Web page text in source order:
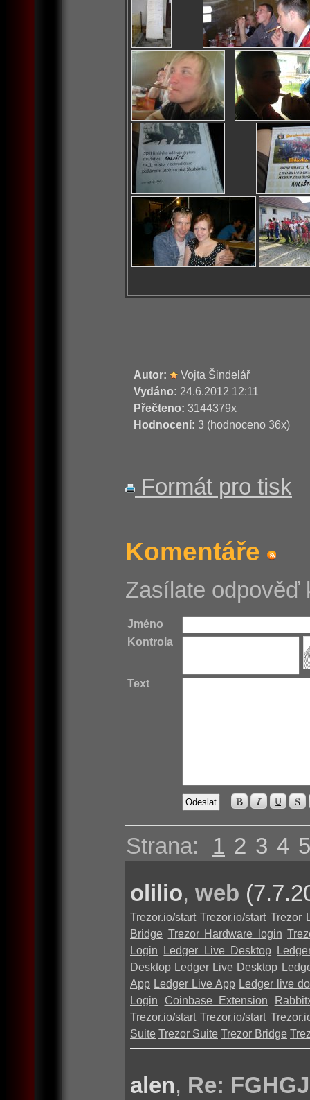
Autor:
Vojta Šindelář
Vydáno: 24.6.2012 12:11
Přečteno: 3144379x
Hodnocení: 3 (hodnoceno 36x)
Formát pro tisk
Komentáře
Zasílate odpověď
Jméno
Kontrola
Text
Strana: 1 2 3 4 5
olilio, web
Trezor.io/start Trezor.io/start Trezor
Bridge Trezor Hardware login
Login
Ledger Live Desktop
Desktop Ledger Live Desktop
App Ledger Live App Ledger live
Login
Coinbase Extension
Trezor.io/start Trezor.io/start
Suite Trezor Suite Trezor Bridge
alen, Re: FGHGJ